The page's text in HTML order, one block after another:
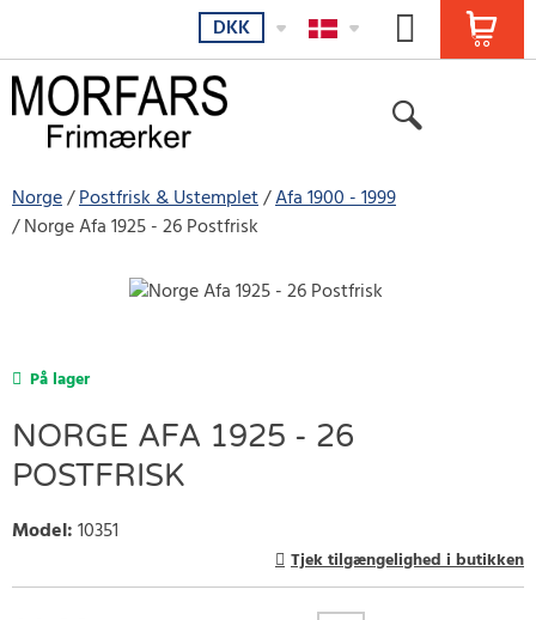
DKK
Norge Postfrisk & Ustemplet Afa 1900 - 1999
Norge Afa 1925 - 26 Postfrisk
På lager
NORGE AFA 1925 - 26
POSTFRISK
Model:10351
Tjek tilgængelighed i butikken